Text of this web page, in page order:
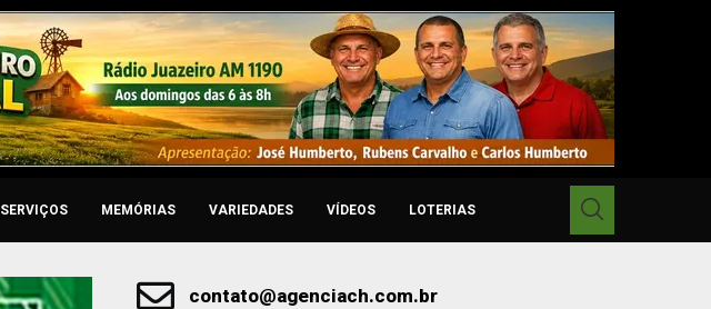
SERVIÇOS MEMÓRIAS VARIEDADES VÍDEOS LOTERIAS
contato@agenciach.com.br